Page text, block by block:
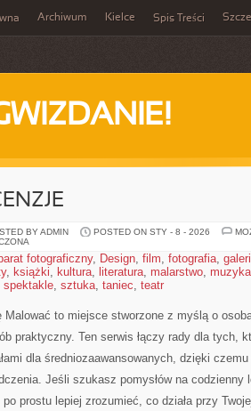
Archiwum Kielce Spis Treści
BY ADMIN POSTED ON STY - 8 - 2026
fotograficzny, Design, film, fotografia,
, książki, kultura, literatura, malarstwo, muzyka
spektakle, sztuka, taniec, teatr
Malować to miejsce stworzone z myślą o
praktyczny. Ten serwis łączy rady dla tych,
dla średniozaawansowanych, dzięki
Jeśli szukasz pomysłów na
prostu lepiej zrozumieć, co działa przy